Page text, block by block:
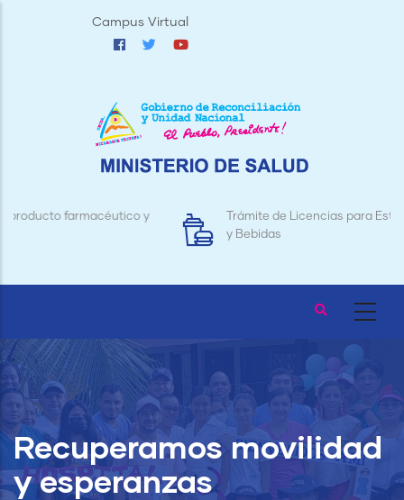
Campus Virtual
Trámite de Licencias para Establecimientos de Alimentos
Recuperamos movilidad
y esperanzas